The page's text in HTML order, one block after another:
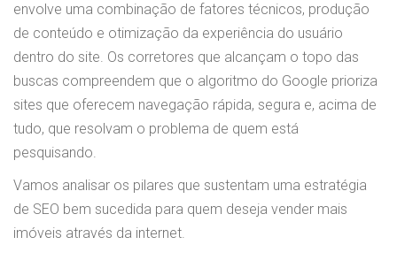
envolve uma combinação de fatores técnicos, produção
de conteúdo e otimização da experiência do usuário
dentro do site. Os corretores que alcançam o topo das
buscas compreendem que o algoritmo do Google prioriza
sites que oferecem navegação rápida, segura e, acima de
tudo, que resolvam o problema de quem está
pesquisando.
Vamos analisar os pilares que sustentam uma estratégia
de SEO bem sucedida para quem deseja vender mais
imóveis através da internet.